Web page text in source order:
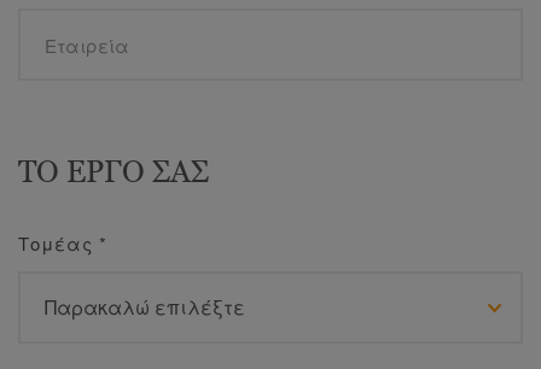
ΤΟ ΕΡΓΟ ΣΑΣ
Τομέας *